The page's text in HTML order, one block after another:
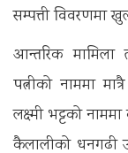
सम्पत्ती विवरणमा
आन्तरिक मामिला
पत्नीको नाममा
लक्ष्मी भट्टको
कैलालीको धनगढी